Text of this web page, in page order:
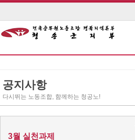
공지사항
다시뛰는 노동조합, 함께하는 청공노!
3월 실천과제